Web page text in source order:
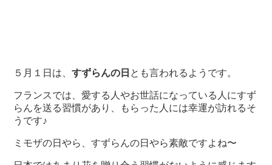
５月１日は、すずらんの日 とも言われるようです。
フランスでは、愛する人やお世話になっている人にすず
らんを送る習慣があり、もらった人には幸運が訪れるそ
うです♪
ミモザの日やら、すずらんの日やら素敵ですよね〜